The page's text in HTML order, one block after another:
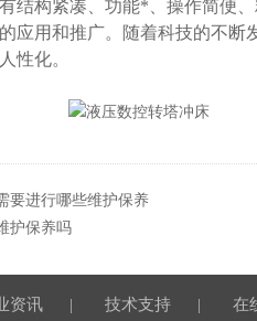
构紧凑、功能*、操作简便、
应用和推广。随着科技的不断
性化。
要进行哪些维护保养
护保养吗
资讯 | 技术支持 | 在